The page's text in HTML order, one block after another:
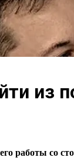
из
работы со